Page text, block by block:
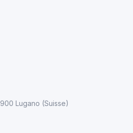
Lugano (Suisse)